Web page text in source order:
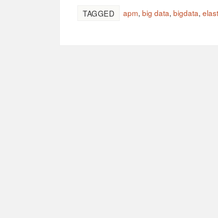
TAGGED apm, big data, bigdata,